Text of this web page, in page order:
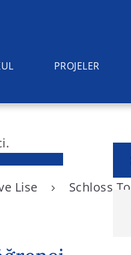
PROJELER
Lise Schloss